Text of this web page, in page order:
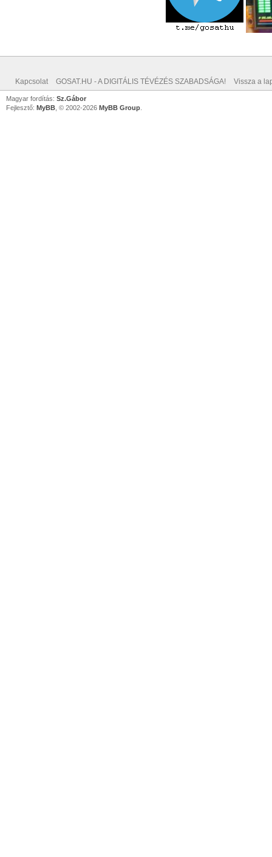
Kapcsolat GOSAT.HU - A DIGITÁLIS TÉVÉZÉS SZABADSÁGA! Vissza a
Magyar fordítás: Sz.Gábor
Fejlesztő: MyBB , © 2002-2026 MyBB Group